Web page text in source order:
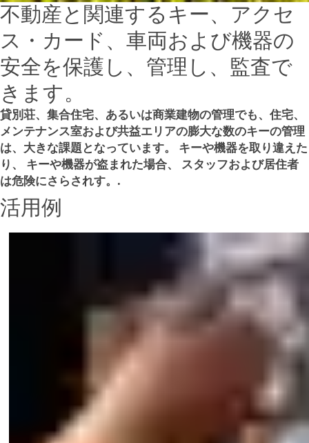
不動産と関連するキー、アクセ
ス・カード、車両および機器の
安全を保護し、管理し、監査で
きます。
貸別荘、集合住宅、あるいは商業建物の管理でも、住宅、
メンテナンス室および共益エリアの膨大な数のキーの管理
は、大きな課題となっています。 キーや機器を取り違えた
り、 キーや機器が盗まれた場合、 スタッフおよび居住者
は危険にさらされす。.
活用例